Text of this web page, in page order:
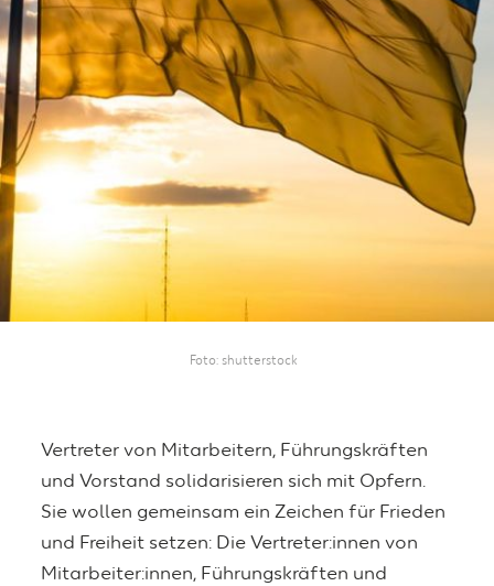
Foto shutterstock
Vertreter von Mitarbeitern, Führungskräften
und Vorstand solidarisieren sich mit Opfern.
Sie wollen gemeinsam ein Zeichen für Frieden
und Freiheit setzen: Die Vertreter:innen von
Mitarbeiter:innen, Führungskräften und